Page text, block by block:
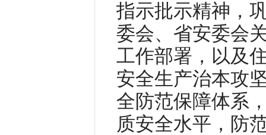
指示批示精神，
委会、省安委会
工作部署，以及
安全生产治本攻
全防范保障体系
质安全水平，防